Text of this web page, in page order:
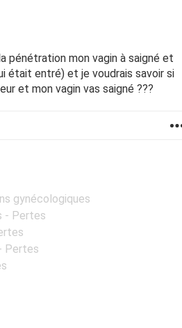
pénétration mon vagin à saigné et
était entré) et je voudrais savoir si
et mon vagin vas saigné ???
gynécologiques
- Pertes
Pertes